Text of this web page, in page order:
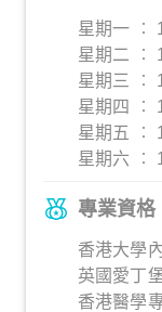
星期一 ︰
星期二 ︰
星期三 ︰
星期四 ︰
星期五 ︰
星期六 ︰
專業資格
香港大學
英國愛丁
香港醫學